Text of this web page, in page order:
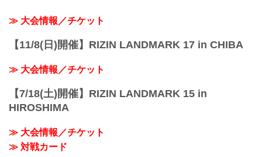
≫ 大会情報／チケット
【11/8(日)開催】RIZIN LANDMARK 17 in CHIBA
≫ 大会情報／チケット
【7/18(土)開催】RIZIN LANDMARK 15 in
HIROSHIMA
≫ 大会情報／チケット
≫ 対戦カード